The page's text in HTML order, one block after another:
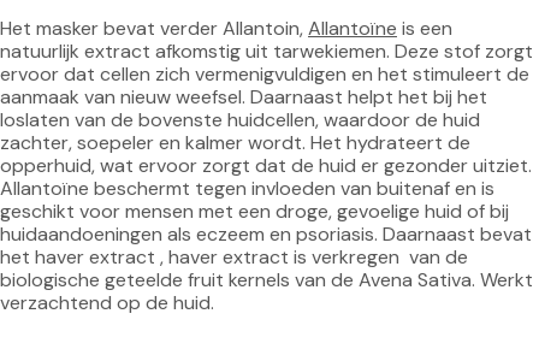
Het masker bevat verder Allantoin, Allantoïne is een
natuurlijk extract afkomstig uit tarwekiemen. Deze stof zorgt
ervoor dat cellen zich vermenigvuldigen en het stimuleert de
aanmaak van nieuw weefsel. Daarnaast helpt het bij het
loslaten van de bovenste huidcellen, waardoor de huid
zachter, soepeler en kalmer wordt. Het hydrateert de
opperhuid, wat ervoor zorgt dat de huid er gezonder uitziet.
Allantoïne beschermt tegen invloeden van buitenaf en is
geschikt voor mensen met een droge, gevoelige huid of bij
huidaandoeningen als eczeem en psoriasis. Daarnaast bevat
het haver extract , haver extract is verkregen  van de
biologische geteelde fruit kernels van de Avena Sativa. Werkt
verzachtend op de huid.